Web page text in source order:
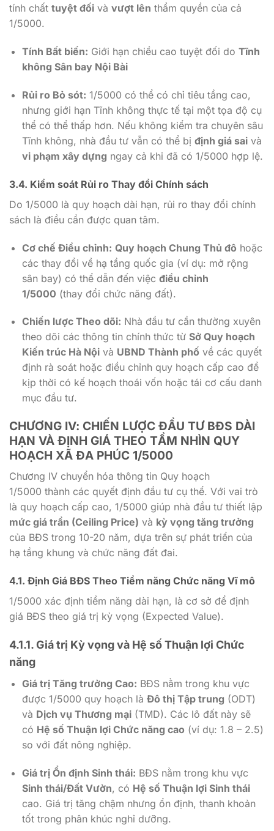
tính chất tuyệt đối và vượt lên thẩm quyền của cả
1/5000.
Tính Bất biến: Giới hạn chiều cao tuyệt đối do Tĩnh
không Sân bay Nội Bài
Rủi ro Bỏ sót: 1/5000 có thể có chỉ tiêu tầng cao,
nhưng giới hạn Tĩnh không thực tế tại một tọa độ cụ
thể có thể thấp hơn. Nếu không kiểm tra chuyên sâu
Tĩnh không, nhà đầu tư vẫn có thể bị định giá saivà
vi phạm xây dựng ngay cả khi đã có 1/5000 hợp lệ.
3.4. Kiểm soát Rủi ro Thay đổi Chính sách
Do 1/5000 là quy hoạch dài hạn, rủi ro thay đổi chính
sách là điều cần được quan tâm.
Cơ chế Điều chỉnh: Quy hoạch Chung Thủ đô hoặc
các thay đổi về hạ tầng quốc gia (ví dụ: mở rộng
sân bay) có thể dẫn đến việc điều chỉnh
1/5000 (thay đổi chức năng đất).
Chiến lược Theo dõi: Nhà đầu tư cần thường xuyên
theo dõi các thông tin chính thức từ Sở Quy hoạch
Kiến trúc Hà Nộivà UBND Thành phố về các quyết
định rà soát hoặc điều chỉnh quy hoạch cấp cao để
kịp thời có kế hoạch thoái vốn hoặc tái cơ cấu danh
mục đầu tư.
CHƯƠNG IV: CHIẾN LƯỢC ĐẦU TƯ BĐS DÀI
HẠN VÀ ĐỊNH GIÁ THEO TẦM NHÌN QUY
HOẠCH XÃ ĐA PHÚC 1/5000
Chương IV chuyển hóa thông tin Quy hoạch
1/5000 thành các quyết định đầu tư cụ thể. Với vai trò
là quy hoạch cấp cao, 1/5000 giúp nhà đầu tư thiết lập
mức giá trần (Ceiling Price) và kỳ vọng tăng trưởng
của BĐS trong 10-20 năm, dựa trên sự phát triển của
hạ tầng khung và chức năng đất đai.
4.1. Định Giá BĐS Theo Tiềm năng Chức năng Vĩ mô
1/5000 xác định tiềm năng dài hạn, là cơ sở để định
giá BĐS theo giá trị kỳ vọng (Expected Value).
4.1.1. Giá trị Kỳ vọng và Hệ số Thuận lợi Chức
năng
Giá trị Tăng trưởng Cao: BĐS nằm trong khu vực
được 1/5000 quy hoạch là Đô thị Tập trung (ODT)
và Dịch vụ Thương mại(TMD). Các lô đất này sẽ
có Hệ số Thuận lợi Chức năng cao (ví dụ: 1.8 – 2.5)
so với đất nông nghiệp.
Giá trị Ổn định Sinh thái: BĐS nằm trong khu vực
Sinh thái/Đất Vườn, có Hệ số Thuận lợi Sinh thái
cao. Giá trị tăng chậm nhưng ổn định, thanh khoản
tốt trong phân khúc nghỉ dưỡng.